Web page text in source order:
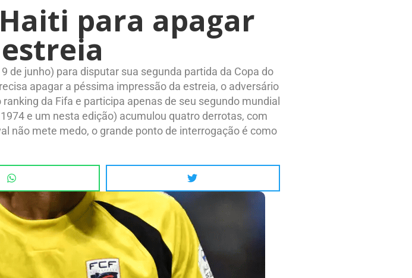
para apagar
de junho) para disputar sua segunda partida da Copa do
apagar a péssima impressão da estreia, o adversário
da Fifa e participa apenas de seu segundo mundial
e um nesta edição) acumulou quatro derrotas, com
não mete medo, o grande ponto de interrogação é como